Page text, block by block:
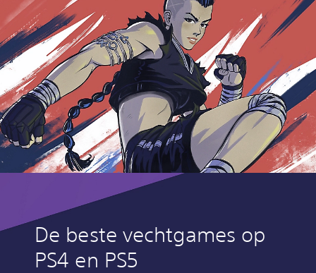
i
i
e
De beste vechtgames op
PS4 en PS5